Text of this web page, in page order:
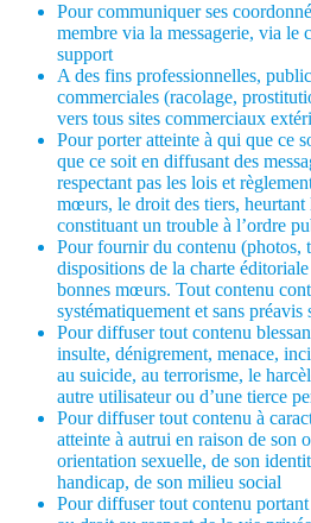
Pour communiquer ses
membre via la messagerie, via le
support
A des fins professionnelles,
commerciales (racolage,
vers tous sites commerciaux
Pour porter atteinte à qui que ce
que ce soit en diffusant des
respectant pas les lois et
mœurs, le droit des tiers, heurtant
constituant un trouble à l’ordre
Pour fournir du contenu (photos,
dispositions de la charte
bonnes mœurs. Tout contenu
systématiquement et sans préavis
Pour diffuser tout contenu
insulte, dénigrement, menace,
au suicide, au terrorisme, le
autre utilisateur ou d’une tierce
Pour diffuser tout contenu à
atteinte à autrui en raison de son
orientation sexuelle, de son
handicap, de son milieu social
Pour diffuser tout contenu